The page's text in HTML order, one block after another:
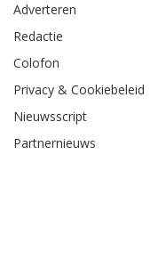
Adverteren
Redactie
Colofon
Privacy & Cookiebeleid
Nieuwsscript
Partnernieuws